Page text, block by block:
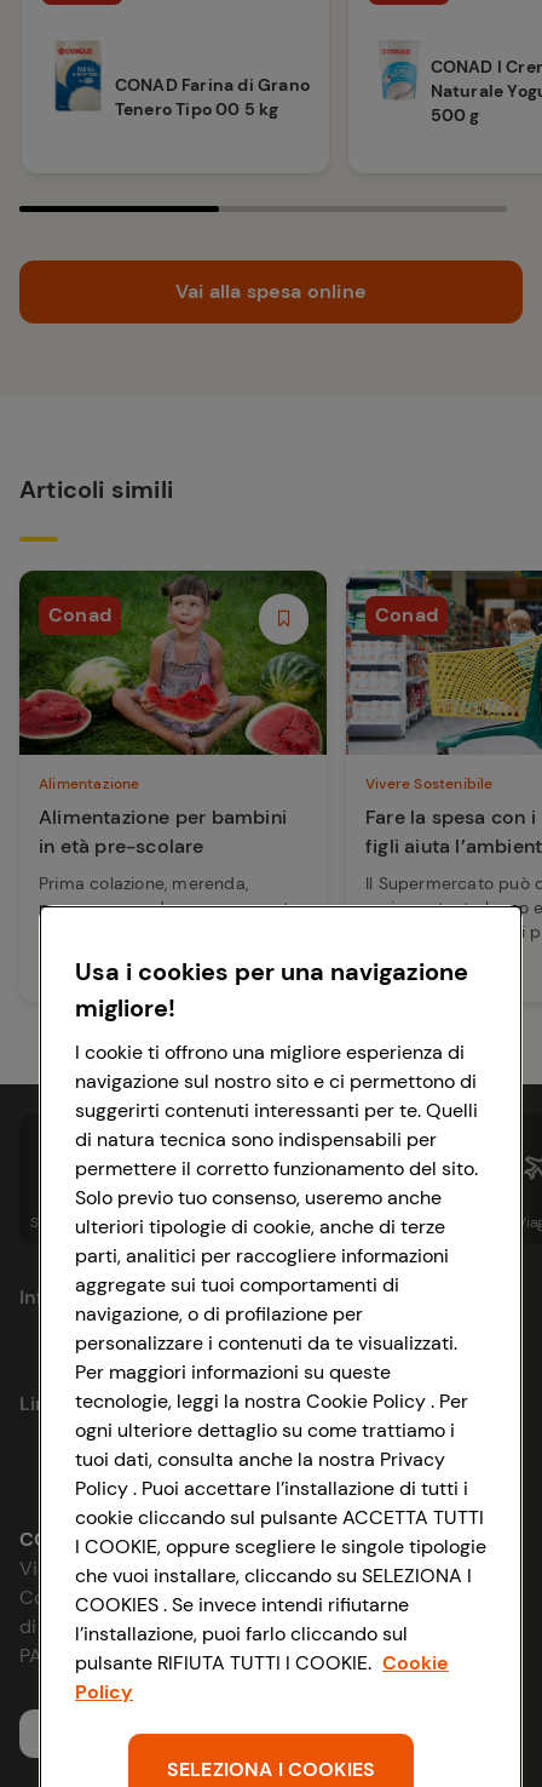
CONAD Farina di Grano
Tenero Tipo 00 5 kg
CONAD I
Naturale
500 g
Vai alla spesa online
Articoli simili
Conad
Alimentazione
Alimentazione per bambini
in età pre-scolare
Prima colazione, merenda,
pranzo, merenda e cena: questa
Leggi articolo
Conad
Vivere Sostenibile
Fare la spesa con
figli aiuta
Il Supermercato può
un importante luogo
dove trasmettere ai
Leggi articolo
Spesa online Assicurazioni Sapori& Istituzionale
Informazioni
Privacy Policy
Cookie Policy
Impostazioni Cookie
Accessibilità
D&I e Parità di Genere
Strategia Fiscale
Link utili
Lavora con noi
Le cooperative
News & Approfondimenti
Richiami prodotto
Whistleblowing
CONAD SOCIETÀ COOPERATIVA
Via Michelino, 59 | 40127 BOLOGNA
Codice Fiscale e Registro Imprese
di Bologna 00865960157
PARTITA IVA 03320960374
Servizio clienti
Usa i cookies per una navigazione
migliore!
I cookie ti offrono una migliore esperienza di
navigazione sul nostro sito e ci permettono di
suggerirti contenuti interessanti per te. Quelli
di natura tecnica sono indispensabili per
permettere il corretto funzionamento del sito.
Solo previo tuo consenso, useremo anche
ulteriori tipologie di cookie, anche di terze
parti, analitici per raccogliere informazioni
aggregate sui tuoi comportamenti di
navigazione, o di profilazione per
personalizzare i contenuti da te visualizzati.
Per maggiori informazioni su queste
tecnologie, leggi la nostra Cookie Policy . Per
ogni ulteriore dettaglio su come trattiamo i
tuoi dati, consulta anche la nostra Privacy
Policy . Puoi accettare l’installazione di tutti i
cookie cliccando sul pulsante ACCETTA TUTTI
I COOKIE, oppure scegliere le singole tipologie
che vuoi installare, cliccando su SELEZIONA I
COOKIES . Se invece intendi rifiutarne
l’installazione, puoi farlo cliccando sul
pulsante RIFIUTA TUTTI I COOKIE. Cookie
Policy
SELEZIONA I COOKIES